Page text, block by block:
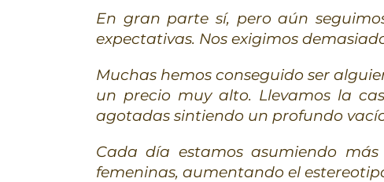
En gran parte sí, pero aún
expectativas. Nos exigimos
Muchas hemos conseguido ser
un precio muy alto. Llevamos la
agotadas sintiendo un profundo
Cada día estamos asumiendo
femeninas, aumentando el